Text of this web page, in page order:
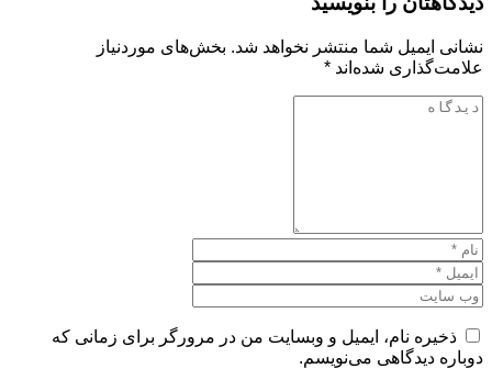
نشانی ایمیل شما منتشر نخواهد شد. بخش‌های موردنیاز
علامت‌گذاری شده‌اند *
ذخیره نام، ایمیل و وبسایت من در مرورگر برای زمانی که
دوباره دیدگاهی می‌نویسم.